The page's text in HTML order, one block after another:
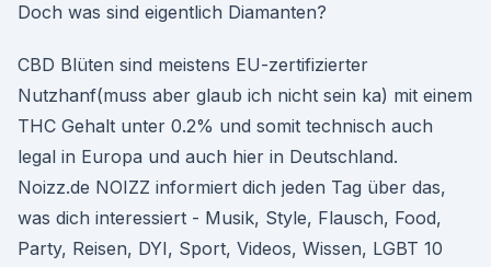
Doch was sind eigentlich Diamanten?
CBD Blüten sind meistens EU-zertifizierter
Nutzhanf(muss aber glaub ich nicht sein ka) mit einem
THC Gehalt unter 0.2% und somit technisch auch
legal in Europa und auch hier in Deutschland.
Noizz.de NOIZZ informiert dich jeden Tag über das,
was dich interessiert - Musik, Style, Flausch, Food,
Party, Reisen, DYI, Sport, Videos, Wissen, LGBT 10